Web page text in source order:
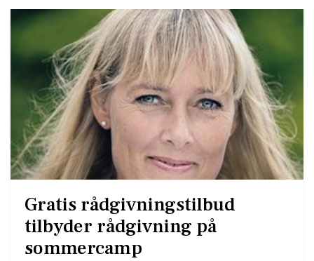
Gratis rådgivningstilbud
tilbyder rådgivning på
sommercamp